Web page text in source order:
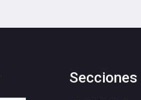
Secciones